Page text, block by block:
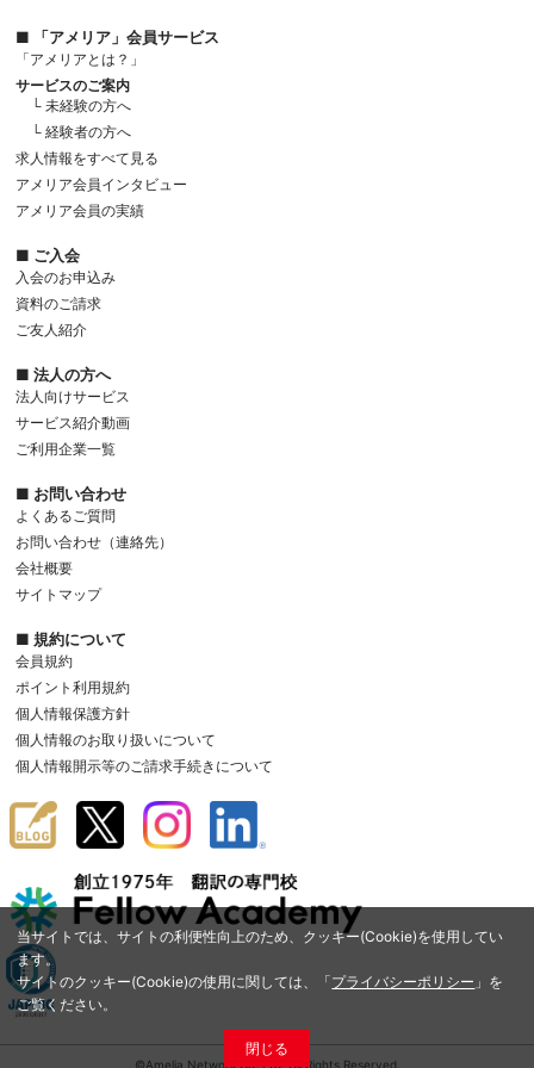
当サイトでは、サイトの利便性向上のため、クッキー(Cookie)を使用してい
ます。
サイトのクッキー(Cookie)の使用に関しては、「プライバシーポリシー 」を
ご覧ください。
閉じる
■ 「アメリア」会員サービス
「アメリアとは？」
サービスのご案内
└ 未経験の方へ
└ 経験者の方へ
求人情報をすべて見る
アメリア会員インタビュー
アメリア会員の実績
■ ご入会
入会のお申込み
資料のご請求
ご友人紹介
■ 法人の方へ
法人向けサービス
サービス紹介動画
ご利用企業一覧
■ お問い合わせ
よくあるご質問
お問い合わせ（連絡先）
会社概要
サイトマップ
■ 規約について
会員規約
ポイント利用規約
個人情報保護方針
個人情報のお取り扱いについて
個人情報開示等のご請求手続きについて
©Amelia Network Co.,Ltd. All Rights Reserved.